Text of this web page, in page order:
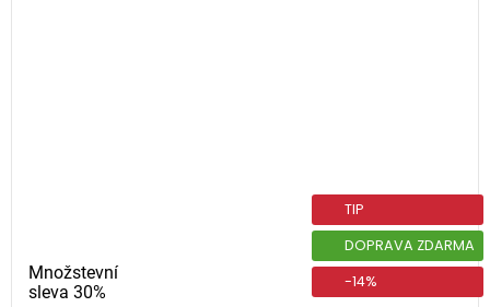
Množstevní
sleva 30%
TIP
DOPRAVA ZDARMA
-14%